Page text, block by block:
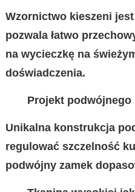
Wzornictwo kieszeni
pozwala łatwo
na wycieczkę na
doświadczenia.
Projekt podwójnego
Unikalna konstrukcja
regulować szczelność
podwójny zamek